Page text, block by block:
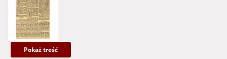
Pokaż treść